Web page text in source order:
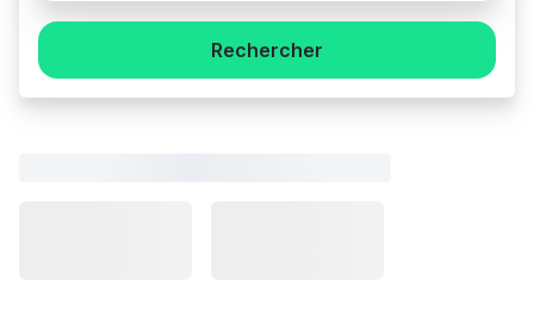
Rechercher